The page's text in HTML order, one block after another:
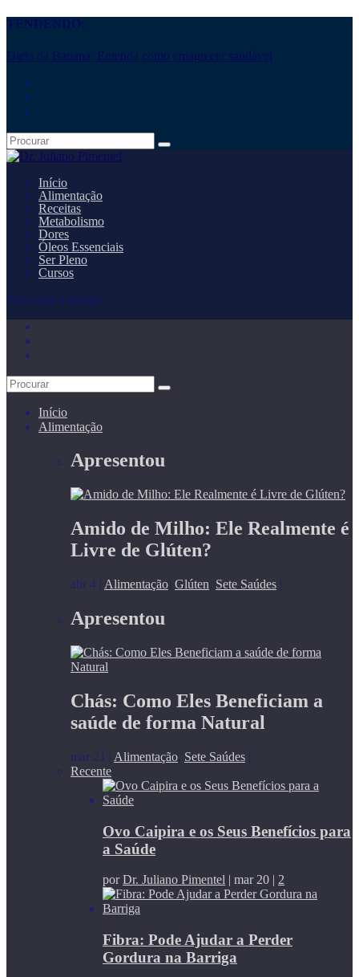
TENDENDO:
Dieta da Banana: Entenda como emagrecer saudável
Início
Alimentação
Receitas
Metabolismo
Dores
Óleos Essenciais
Ser Pleno
Cursos
Selecione a página
Início
Alimentação
Apresentou
Amido de Milho: Ele Realmente é
Livre de Glúten?
abr 4 | Alimentação, Glúten, Sete Saúdes |
Apresentou
Chás: Como Eles Beneficiam a
saúde de forma Natural
mar 21 | Alimentação, Sete Saúdes |
Recente
Ovo Caipira e os Seus Benefícios para
a Saúde
porDr. Juliano Pimentel | mar 20 | 2
Fibra: Pode Ajudar a Perder
Gordura na Barriga